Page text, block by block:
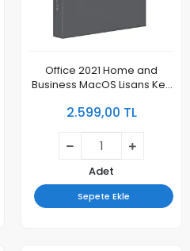
Office 2021 Home and
Business MacOS Lisans Key
2.599,00 TL
Adet
Sepete Ekle